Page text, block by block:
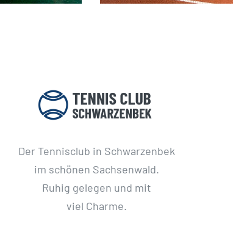
Der Tennisclub in Schwarzenbek
im schönen Sachsenwald.
Ruhig gelegen und mit
viel Charme.